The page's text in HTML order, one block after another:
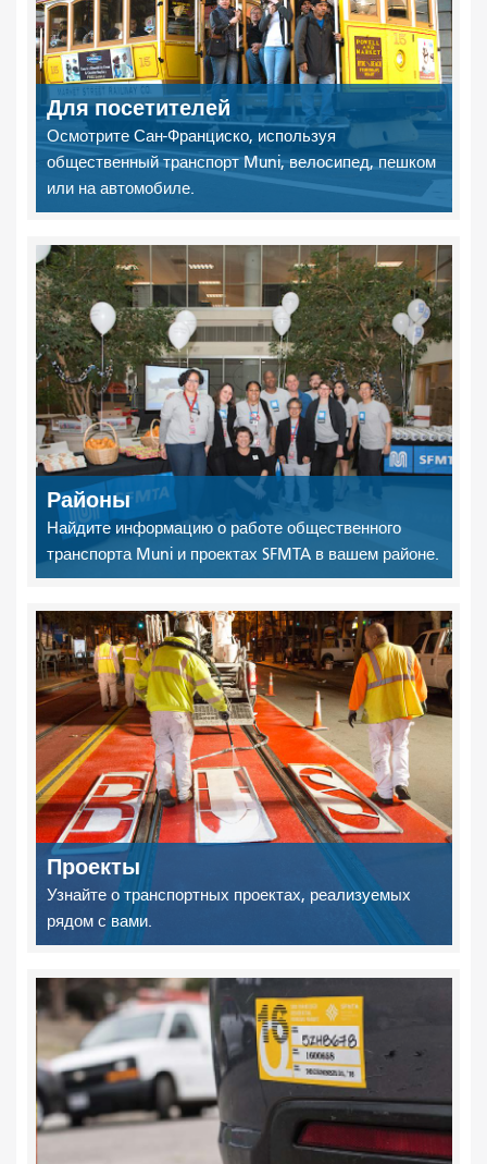
Для посетителей
Осмотрите Сан-Франциско, используя
общественный транспорт Muni, велосипед, пешком
или на автомобиле.
Районы
Найдите информацию о работе общественного
транспорта Muni и проектах SFMTA в вашем районе.
Проекты
Узнайте о транспортных проектах, реализуемых
рядом с вами.